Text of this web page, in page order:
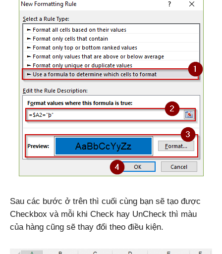
Sau các bước ở trên thì cuối cùng bạn sẽ tạo được
Checkbox và mỗi khi Check hay UnCheck thì màu
của hàng cũng sẽ thay đổi theo điều kiện.